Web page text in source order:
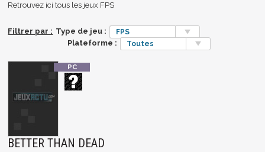
Retrouvez ici tous les jeux FPS
Filtrer par : Type de jeu : FPS
Plateforme : Toutes
BETTER THAN DEAD